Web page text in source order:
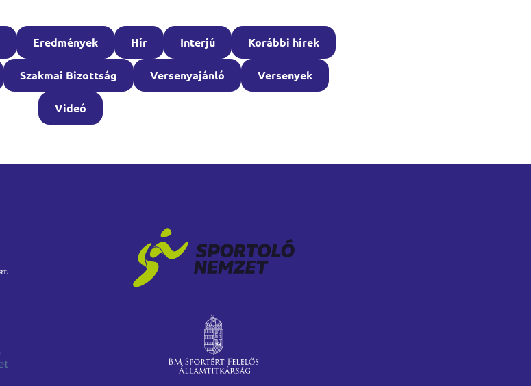
Eredmények Hír Interjú Korábbi hírek
Szakmai Bizottság Versenyajánló Versenyek
Videó